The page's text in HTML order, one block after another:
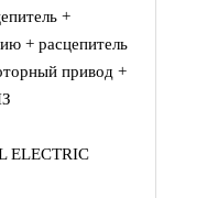
+
+ расцепитель
привод +
ELECTRIC